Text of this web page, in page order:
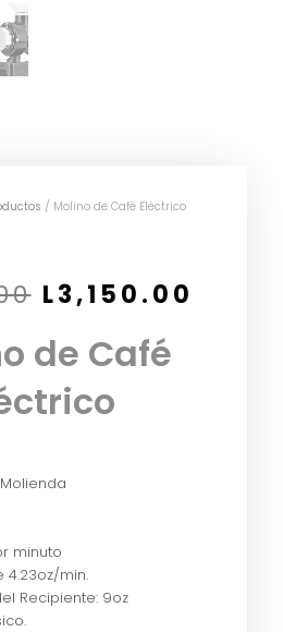
/ Molino de Café Eléctrico
price
was:
L3,490.00.
L3,150.00
de Café
minuto
min.
Recipiente: 9oz